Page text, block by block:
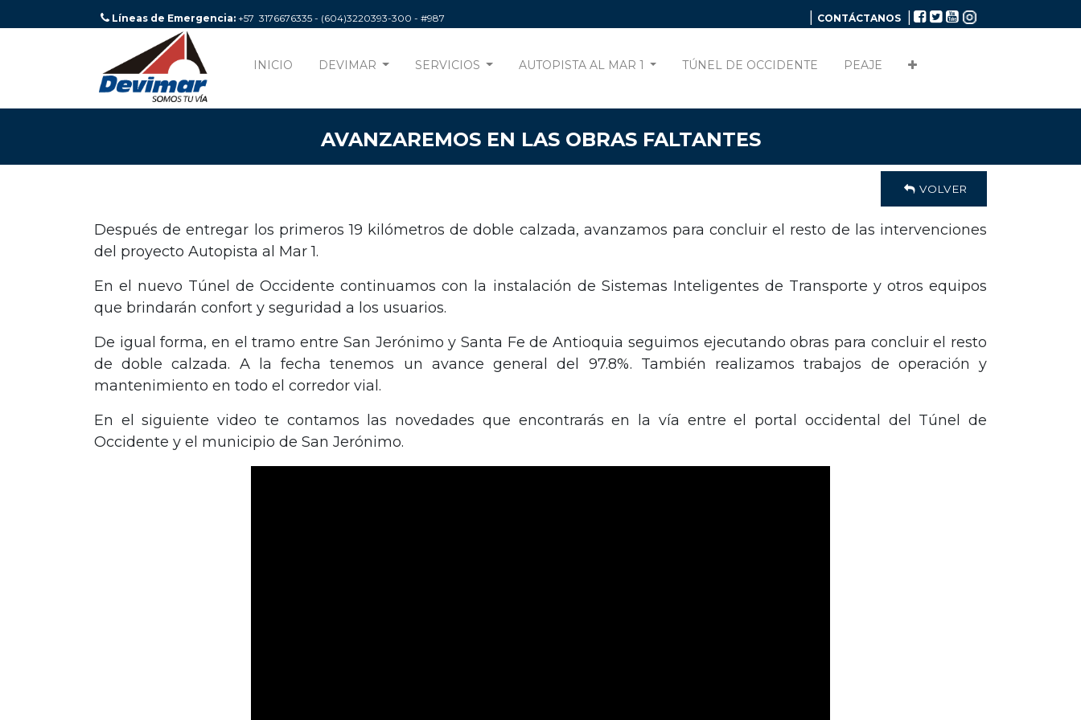
Líneas de Emergencia: +57 3176676335 - (604)3220393-300 - #987 CONTÁCTANOS
INICIO DEVIMAR SERVICIOS AUTOPISTA AL MAR 1 TÚNEL DE OCCIDENTE PEAJE
AVANZAREMOS EN LAS OBRAS FALTANTES
VOLVER
Después de entregar los primeros 19 kilómetros de doble calzada, avanzamos para concluir el resto de las intervenciones
del proyecto Autopista al Mar 1.
En el nuevo Túnel de Occidente continuamos con la instalación de Sistemas Inteligentes de Transporte y otros equipos
que brindarán confort y seguridad a los usuarios.
De igual forma, en el tramo entre San Jerónimo y Santa Fe de Antioquia seguimos ejecutando obras para concluir el resto
de doble calzada. A la fecha tenemos un avance general del 97.8%. También realizamos trabajos de operación y
mantenimiento en todo el corredor vial.
En el siguiente video te contamos las novedades que encontrarás en la vía entre el portal occidental del Túnel de
Occidente y el municipio de San Jerónimo.